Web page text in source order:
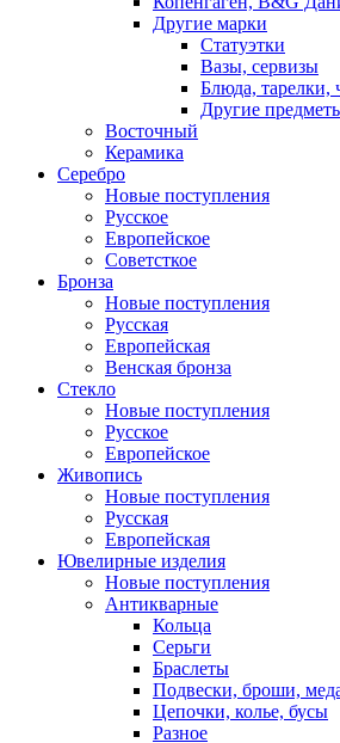
Другие марки
Статуэтки
Вазы, сервизы
Блюда, тарелки,
Другие
Восточный
Керамика
Серебро
Новые поступления
Русское
Европейское
Советсткое
Бронза
Новые поступления
Русская
Европейская
Венская бронза
Стекло
Новые поступления
Русское
Европейское
Живопись
Новые поступления
Русская
Европейская
Ювелирные изделия
Новые поступления
Антикварные
Кольца
Серьги
Браслеты
Подвески, броши,
Цепочки, колье, бусы
Разное